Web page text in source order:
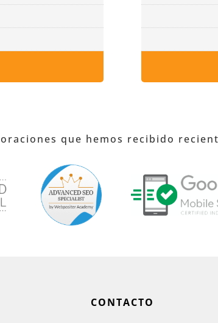
que hemos recibido
CONTACTO